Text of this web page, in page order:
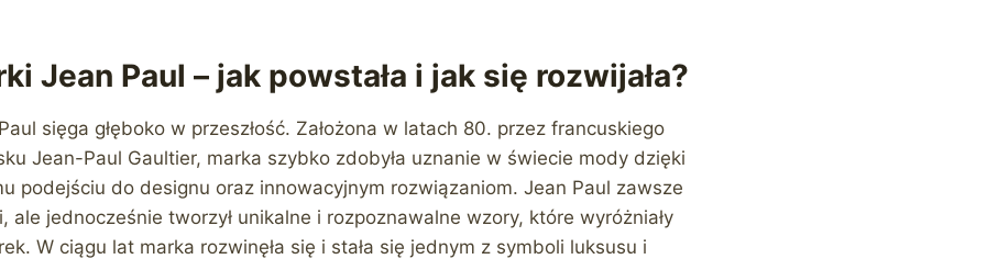
Jean Paul – jak powstała i jak się rozwijała?
sięga głęboko w przeszłość. Założona w latach 80. przez francuskiego
Jean-Paul Gaultier, marka szybko zdobyła uznanie w świecie mody dzięki
podejściu do designu oraz innowacyjnym rozwiązaniom. Jean Paul zawsze
ale jednocześnie tworzył unikalne i rozpoznawalne wzory, które wyróżniały
W ciągu lat marka rozwinęła się i stała się jednym z symboli luksusu i